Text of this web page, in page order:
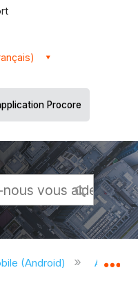
Procore
la hiérarchie
(Android)